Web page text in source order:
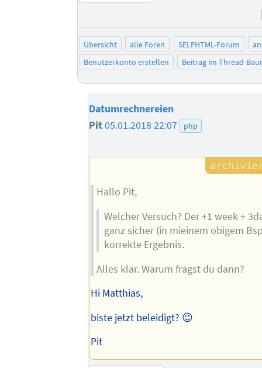
Übersicht alle Foren SELFHTML-Forum
Benutzerkonto erstellen
Beitrag im Thread-
Datumrechnereien
Pit05.01.2018 22:07 php
Hallo Pit,
Welcher Versuch? Der +1 week +
ganz sicher (in mieinem obigem
korrekte Ergebnis.
Alles klar. Warum fragst du dann?
Hi Matthias,
biste jetzt beleidigt? 😉
Pit